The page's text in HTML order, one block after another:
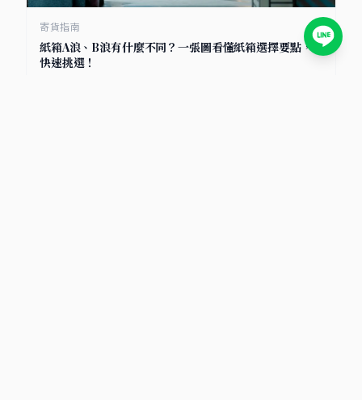
寄貨指南
紙箱A浪、B浪有什麼不同？一張圖看懂紙箱選擇要點，
快速挑選！